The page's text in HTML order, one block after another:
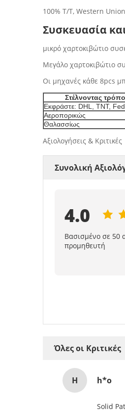
100% T/T, Western
Συσκευασία
μικρό χαρτοκιβώτιο
Μεγάλο χαρτοκιβώτιο
Οι μηχανές κάθε 8pcs
Στέλνοντας
Εκφράστε: DHL, TNT,
Αεροπορικώς
Θαλασσίως
Αξιολογήσεις & Κριτικές
Συνολική
4.0
Βασισμένο σε 50
προμηθευτή
Όλες οι Κριτικές
H h*o
Solid